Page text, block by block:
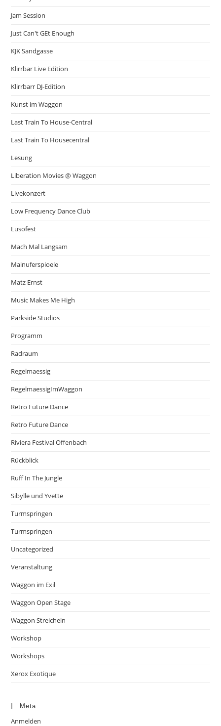
Jam Session
Just Can't GEt Enough
KJK Sandgasse
Klirrbar Live Edition
Klirrbarr DJ-Edition
Kunst im Waggon
Last Train To House-Central
Last Train To Housecentral
Lesung
Liberation Movies @ Waggon
Livekonzert
Low Frequency Dance Club
Lusofest
Mach Mal Langsam
Mainuferspioele
Matz Ernst
Music Makes Me High
Parkside Studios
Programm
Radraum
Regelmaessig
RegelmaessigImWaggon
Retro Future Dance
Retro Future Dance
Riviera Festival Offenbach
Rückblick
Ruff In The Jungle
Sibylle und Yvette
Turmspringen
Turmspringen
Uncategorized
Veranstaltung
Waggon im Exil
Waggon Open Stage
Waggon Streicheln
Workshop
Workshops
Xerox Exotique
Meta
Anmelden